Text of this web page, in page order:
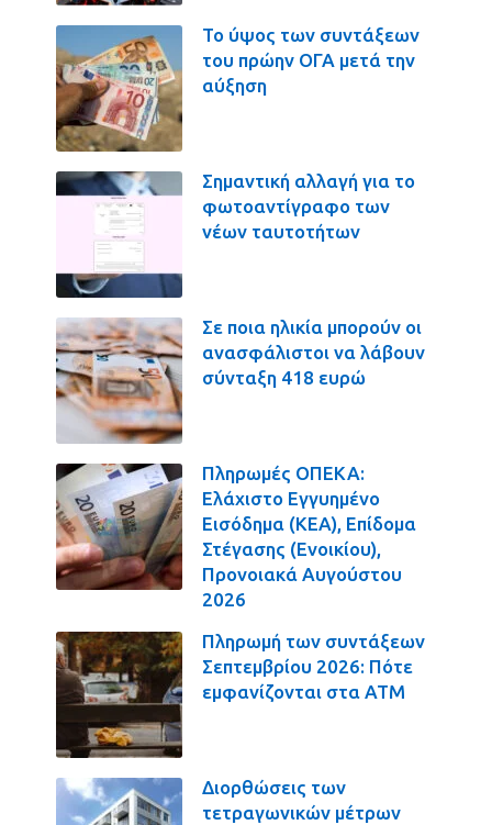
Το ύψος των συντάξεων
του πρώην ΟΓΑ μετά την
αύξηση
Σημαντική αλλαγή για το
φωτοαντίγραφο των
νέων ταυτοτήτων
Σε ποια ηλικία μπορούν οι
ανασφάλιστοι να λάβουν
σύνταξη 418 ευρώ
Πληρωμές ΟΠΕΚΑ:
Ελάχιστο Εγγυημένο
Εισόδημα (ΚΕΑ), Επίδομα
Στέγασης (Ενοικίου),
Προνοιακά Αυγούστου
2026
Πληρωμή των συντάξεων
Σεπτεμβρίου 2026: Πότε
εμφανίζονται στα ΑΤΜ
Διορθώσεις των
τετραγωνικών μέτρων